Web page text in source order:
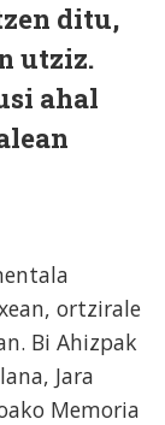
ditu,
utziz.
ahal
ortzirale
Bi Ahizpak
Jara
Memoria